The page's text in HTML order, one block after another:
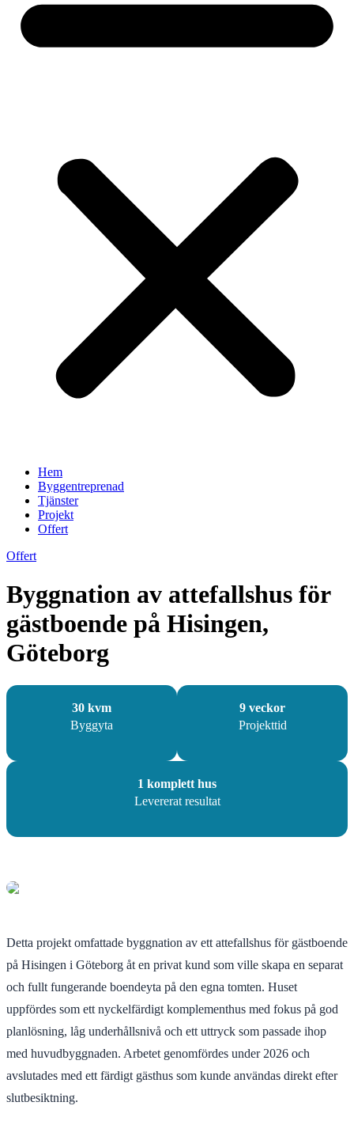
Hem
Byggentreprenad
Tjänster
Projekt
Offert
Offert
Byggnation av attefallshus för
gästboende på Hisingen,
Göteborg
30 kvm
Byggyta
9 veckor
Projekttid
1 komplett hus
Levererat resultat
Detta projekt omfattade byggnation av ett attefallshus för gästboende
på Hisingen i Göteborg åt en privat kund som ville skapa en separat
och fullt fungerande boendeyta på den egna tomten. Huset
uppfördes som ett nyckelfärdigt komplementhus med fokus på god
planlösning, låg underhållsnivå och ett uttryck som passade ihop
med huvudbyggnaden. Arbetet genomfördes under 2026 och
avslutades med ett färdigt gästhus som kunde användas direkt efter
slutbesiktning.